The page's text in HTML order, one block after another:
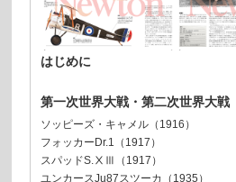
はじめに
第一次世界大戦・第二次世界大戦
ソッピーズ・キャメル（1916）
フォッカーDr.1（1917）
スパッドS.ⅩⅢ（1917）
ユンカースJu87スツーカ（1935）